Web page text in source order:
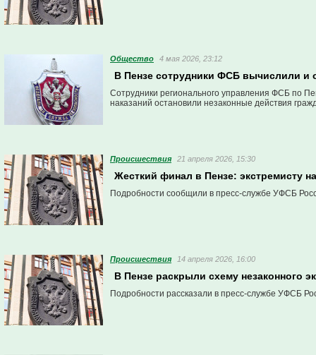
Общество 4 мая 2026, 23:12
В Пензе сотрудники ФСБ вычислили и
Сотрудники регионального управления ФСБ по
наказаний остановили незаконные действия
Проиcшествия 21 апреля 2026, 15:30
Жесткий финал в Пензе: экстремисту
Подробности сообщили в пресс-службе УФСБ
Проиcшествия 14 апреля 2026, 16:00
В Пензе раскрыли схему незаконного
Подробности рассказали в пресс-службе УФСБ